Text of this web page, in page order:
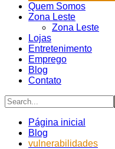
Quem Somos
Zona Leste
Zona Leste
Lojas
Entretenimento
Emprego
Blog
Contato
Página inicial
Blog
vulnerabilidades